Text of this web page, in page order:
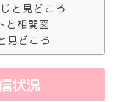
と見どころ
と相関図
見どころ
状況